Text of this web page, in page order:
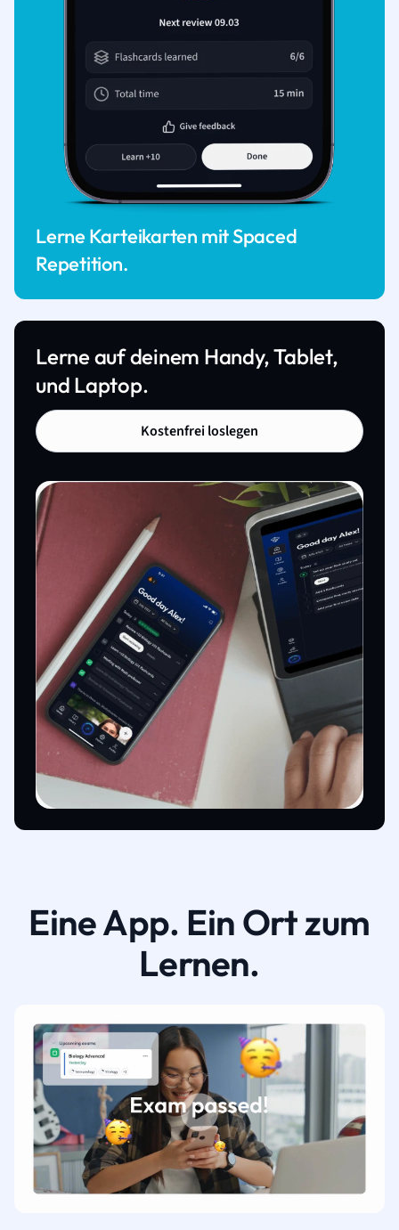
Lerne Karteikarten mit Spaced
Repetition.
Lerne auf deinem Handy, Tablet,
und Laptop.
Kostenfrei loslegen
Eine App. Ein Ort zum
Lernen.